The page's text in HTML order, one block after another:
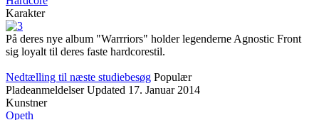
Karakter
På deres nye album "Warrriors" holder legenderne Agnostic Front
sig loyalt til deres faste hardcorestil.
Nedtælling til næste studiebesøg Populær
Pladeanmeldelser Updated 17. Januar 2014
Kunstner
Opeth